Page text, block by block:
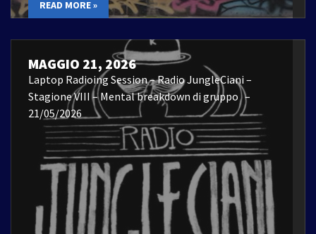
READ MORE »
MAGGIO 21, 2026
Laptop Radioing Session – Radio JungleCiani –
Stagione VIII – Mental breakdown di gruppo –
21/05/2026